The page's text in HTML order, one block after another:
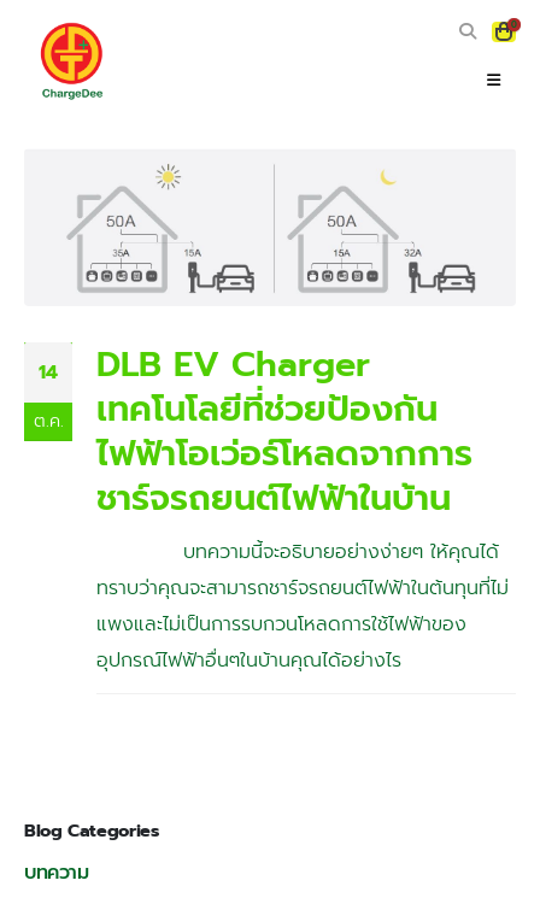
0
14
ต.ค.
DLB EV Charger
เทคโนโลยีที่ช่วยป้องกัน
ไฟฟ้าโอเว่อร์โหลดจากการ
ชาร์จรถยนต์ไฟฟ้าในบ้าน
บทความนี้จะอธิบายอย่างง่ายๆ ให้คุณได้
ทราบว่าคุณจะสามารถชาร์จรถยนต์ไฟฟ้าในต้นทุนที่ไม่
แพงและไม่เป็นการรบกวนโหลดการใช้ไฟฟ้าของ
อุปกรณ์ไฟฟ้าอื่นๆในบ้านคุณได้อย่างไร
Blog Categories
บทความ